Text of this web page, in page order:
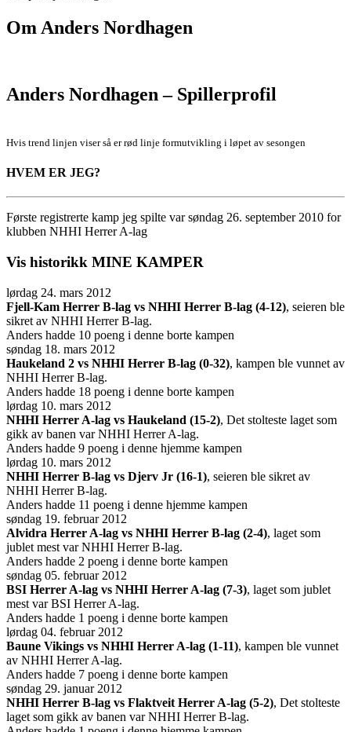
Om Anders Nordhagen
Anders Nordhagen – Spillerprofil
Hvis trend linjen viser så er rød linje formutvikling i løpet av sesongen
HVEM ER JEG?
Første registrerte kamp jeg spilte var søndag 26. september 2010 for
klubben NHHI Herrer A-lag
Vis historikk MINE KAMPER
lørdag 24. mars 2012
Fjell-Kam Herrer B-lag vs NHHI Herrer B-lag (4-12), seieren ble
sikret av NHHI Herrer B-lag.
Anders hadde 10 poeng i denne borte kampen
søndag 18. mars 2012
Haukeland 2 vs NHHI Herrer B-lag (0-32), kampen ble vunnet av
NHHI Herrer B-lag.
Anders hadde 18 poeng i denne borte kampen
lørdag 10. mars 2012
NHHI Herrer A-lag vs Haukeland (15-2), Det stolteste laget som
gikk av banen var NHHI Herrer A-lag.
Anders hadde 9 poeng i denne hjemme kampen
lørdag 10. mars 2012
NHHI Herrer B-lag vs Djerv Jr (16-1), seieren ble sikret av
NHHI Herrer B-lag.
Anders hadde 11 poeng i denne hjemme kampen
søndag 19. februar 2012
Alvidra Herrer A-lag vs NHHI Herrer B-lag (2-4), laget som
jublet mest var NHHI Herrer B-lag.
Anders hadde 2 poeng i denne borte kampen
søndag 05. februar 2012
BSI Herrer A-lag vs NHHI Herrer A-lag (7-3), laget som jublet
mest var BSI Herrer A-lag.
Anders hadde 1 poeng i denne borte kampen
lørdag 04. februar 2012
Baune Vikings vs NHHI Herrer A-lag (1-11), kampen ble vunnet
av NHHI Herrer A-lag.
Anders hadde 7 poeng i denne borte kampen
søndag 29. januar 2012
NHHI Herrer B-lag vs Flaktveit Herrer A-lag (5-2), Det stolteste
laget som gikk av banen var NHHI Herrer B-lag.